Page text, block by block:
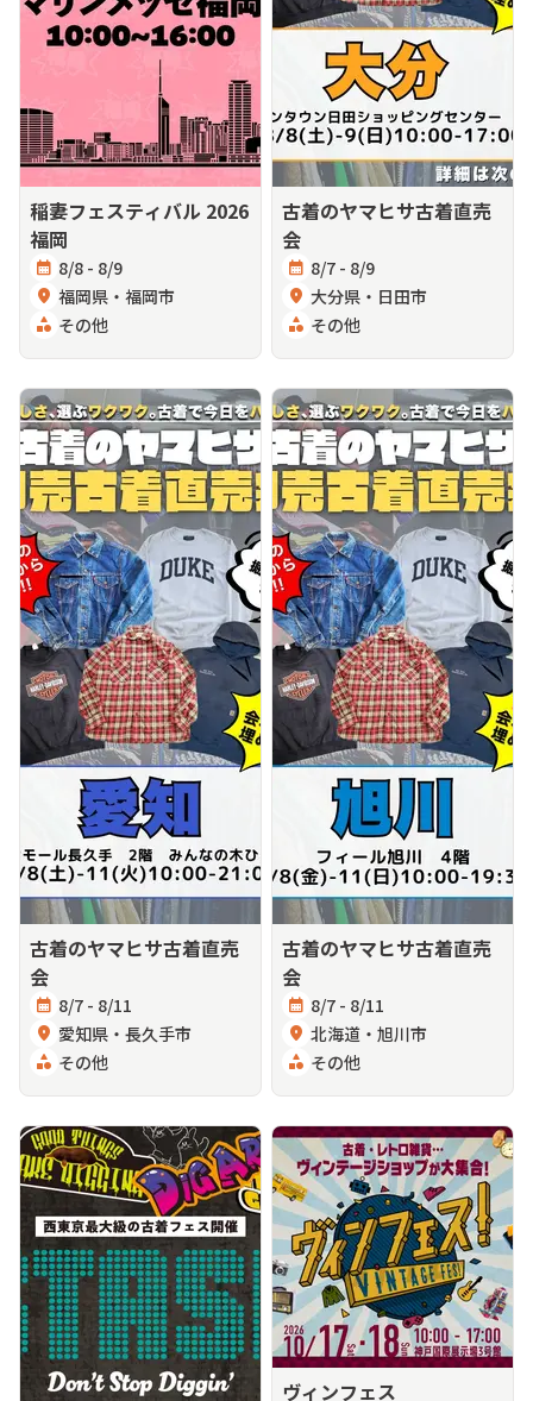
稲妻フェスティバル 2026
福岡
calendar_month 8/8 - 8/9
location_on 福岡県・福岡市
category その他
古着のヤマヒサ古着直売
会
calendar_month 8/7 - 8/9
location_on 大分県・日田市
category その他
古着のヤマヒサ古着直売
会
calendar_month 8/7 - 8/11
location_on 愛知県・長久手市
category その他
古着のヤマヒサ古着直売
会
calendar_month 8/7 - 8/11
location_on 北海道・旭川市
category その他
ヴィンフェス